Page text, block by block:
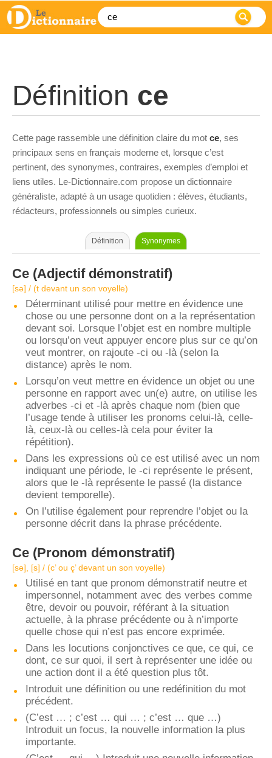
Définition ce
Cette page rassemble une définition claire du mot ce, ses
principaux sens en français moderne et, lorsque c’est
pertinent, des synonymes, contraires, exemples d’emploi et
liens utiles. Le-Dictionnaire.com propose un dictionnaire
généraliste, adapté à un usage quotidien : élèves, étudiants,
rédacteurs, professionnels ou simples curieux.
Définition Synonymes
Ce (Adjectif démonstratif)
[sə] / (t devant un son voyelle)
Déterminant utilisé pour mettre en évidence une
chose ou une personne dont on a la représentation
devant soi. Lorsque l’objet est en nombre multiple
ou lorsqu’on veut appuyer encore plus sur ce qu’on
veut montrer, on rajoute -ci ou -là (selon la
distance) après le nom.
Lorsqu’on veut mettre en évidence un objet ou une
personne en rapport avec un(e) autre, on utilise les
adverbes -ci et -là après chaque nom (bien que
l’usage tende à utiliser les pronoms celui-là, celle-
là, ceux-là ou celles-là cela pour éviter la
répétition).
Dans les expressions où ce est utilisé avec un nom
indiquant une période, le -ci représente le présent,
alors que le -là représente le passé (la distance
devient temporelle).
On l’utilise également pour reprendre l’objet ou la
personne décrit dans la phrase précédente.
Ce (Pronom démonstratif)
[sə], [s] / (c’ ou ç’ devant un son voyelle)
Utilisé en tant que pronom démonstratif neutre et
impersonnel, notamment avec des verbes comme
être, devoir ou pouvoir, référant à la situation
actuelle, à la phrase précédente ou à n’importe
quelle chose qui n’est pas encore exprimée.
Dans les locutions conjonctives ce que, ce qui, ce
dont, ce sur quoi, il sert à représenter une idée ou
une action dont il a été question plus tôt.
Introduit une définition ou une redéfinition du mot
précédent.
(C’est … ; c’est … qui … ; c’est … que …)
Introduit un focus, la nouvelle information la plus
importante.